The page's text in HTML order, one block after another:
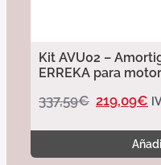
Kit AVU02 –
ERREKA para
337,59€ 219,09€